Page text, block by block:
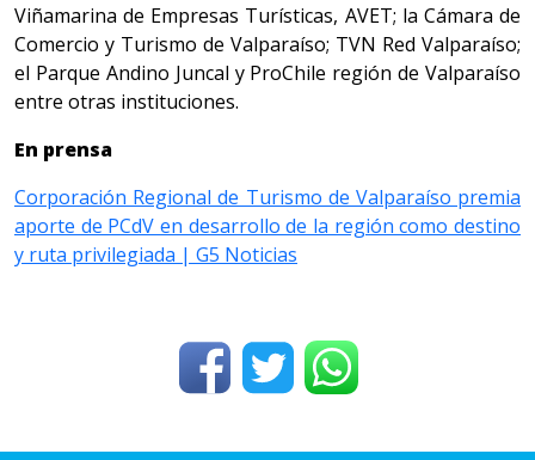
Viñamarina de Empresas Turísticas, AVET; la Cámara de
Comercio y Turismo de Valparaíso; TVN Red Valparaíso;
el Parque Andino Juncal y ProChile región de Valparaíso
entre otras instituciones.
En prensa
Corporación Regional de Turismo de Valparaíso premia
aporte de PCdV en desarrollo de la región como destino
y ruta privilegiada | G5 Noticias